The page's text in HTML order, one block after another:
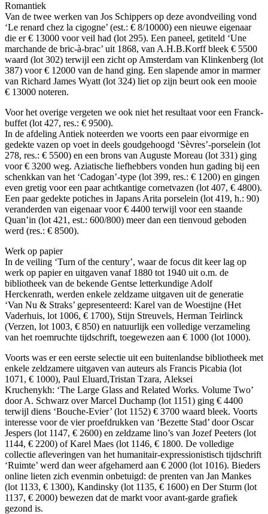
Romantiek
Van de twee werken van Jos Schippers op deze avondveiling vond
‘Le renard chez la cigogne’ (est.: € 8/10000) een nieuwe eigenaar
die er € 13000 voor veil had (lot 295). Een paneel, getiteld ‘Une
marchande de bric-à-brac’ uit 1868, van A.H.B.Korff bleek € 5500
waard (lot 302) terwijl een zicht op Amsterdam van Klinkenberg (lot
387) voor € 12000 van de hand ging. Een slapende amor in marmer
van Richard James Wyatt (lot 324) liet op zijn beurt ook een mooie
€ 13000 noteren.
Voor het overige vergeten we ook niet het resultaat voor een Franck-
buffet (lot 427, res.: € 9500).
In de afdeling Antiek noteerden we voorts een paar eivormige en
gedekte vazen op voet in deels goudgehoogd ‘Sèvres’-porselein (lot
278, res.: € 5500) en een brons van Auguste Moreau (lot 331) ging
voor € 3200 weg. Aziatische liefhebbers vonden hun gading bij een
schenkkan van het ‘Cadogan’-type (lot 399, res.: € 1200) en gingen
even gretig voor een paar achtkantige cornetvazen (lot 407, € 4800).
Een paar gedekte potiches in Japans Arita porselein (lot 419, h.: 90)
veranderden van eigenaar voor € 4400 terwijl voor een staande
Quan’in (lot 421, est.: 600/800) meer dan een tienvoud geboden
werd (res.: € 8500).
Werk op papier
In de veiling ‘Turn of the century’, waar de focus dit keer lag op
werk op papier en uitgaven vanaf 1880 tot 1940 uit o.m. de
bibliotheek van de bekende Gentse letterkundige Adolf
Herckenrath, werden enkele zeldzame uitgaven uit de generatie
‘Van Nu & Straks’ gepresenteerd: Karel van de Woestijne (Het
Vaderhuis, lot 1006, € 1700), Stijn Streuvels, Herman Teirlinck
(Verzen, lot 1003, € 850) en natuurlijk een volledige verzameling
van het roemruchte tijdschrift, toegewezen aan € 1000 (lot 1000).
Voorts was er een eerste selectie uit een buitenlandse bibliotheek met
enkele zeldzamere uitgaven van auteurs als Francis Picabia (lot
1071, € 1000), Paul Eluard,Tristan Tzara, Aleksei
Kruchenykh: ‘The Large Glass and Related Works. Volume Two’
door A. Schwarz over Marcel Duchamp (lot 1151) ging € 4400
terwijl diens ‘Bouche-Evier’ (lot 1152) € 3700 waard bleek. Voorts
interesse voor de vier proefdrukken van ‘Bezette Stad’ door Oscar
Jespers (lot 1147, € 2600) en zeldzame lino’s van Jozef Peeters (lot
1144, € 2200) of Karel Maes (lot 1146, € 1800. De volledige
collectie afleveringen van het humanitair-expressionistisch tijdschrift
‘Ruimte’ werd dan weer afgehamerd aan € 2000 (lot 1016). Bieders
online lieten zich evenmin onbetuigd: de prenten van Jan Mankes
(lot 1133, € 1300), Kandinsky (lot 1135, € 1600) en Der Sturm (lot
1137, € 2000) bewezen dat de markt voor avant-garde grafiek
gezond is.